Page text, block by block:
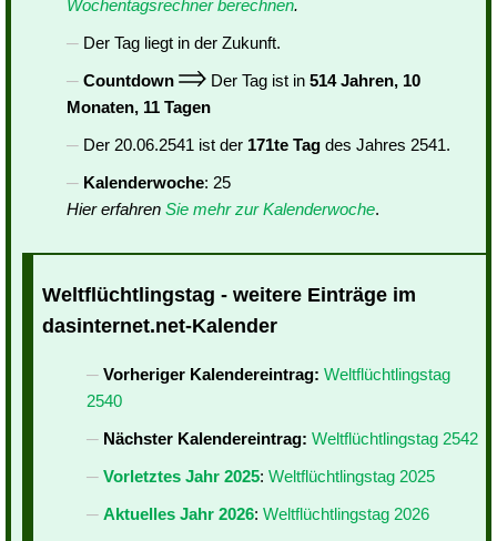
Wochentagsrechner berechnen.
Der Tag liegt in der Zukunft.
Countdown
Der Tag ist in 514 Jahren, 10
Monaten, 11 Tagen
Der 20.06.2541 ist der 171te Tag des Jahres 2541.
Kalenderwoche: 25
Hier erfahren Sie mehr zur Kalenderwoche.
Weltflüchtlingstag - weitere Einträge im
dasinternet.net-Kalender
Vorheriger Kalendereintrag: Weltflüchtlingstag
2540
Nächster Kalendereintrag: Weltflüchtlingstag 2542
Vorletztes Jahr 2025: Weltflüchtlingstag 2025
Aktuelles Jahr 2026: Weltflüchtlingstag 2026